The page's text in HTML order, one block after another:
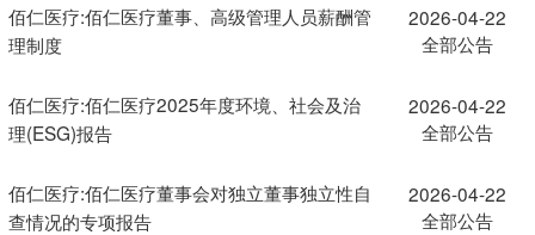
佰仁医疗:佰仁医疗董事、高级管理人员薪酬管
理制度
2026-04-22
全部公告
佰仁医疗:佰仁医疗2025年度环境、社会及治
理(ESG)报告
2026-04-22
全部公告
佰仁医疗:佰仁医疗董事会对独立董事独立性自
查情况的专项报告
2026-04-22
全部公告